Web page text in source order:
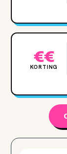
€€
KORTING